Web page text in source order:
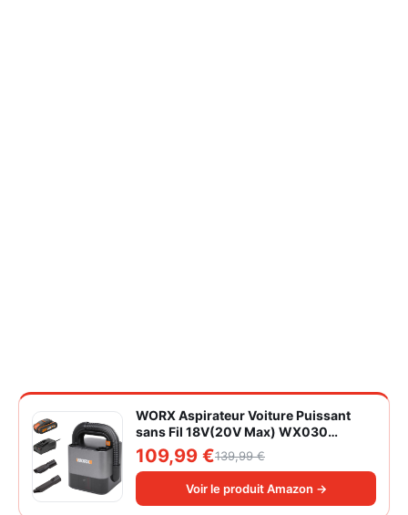
WORX Aspirateur Voiture Puissant
sans Fil 18V(20V Max) WX030
Aspirateur à Main sur Batterie 150W
10KPa avec Boîte de Rangement
Intégrée Dépoussiérage Maille
filtrante Lavable
109,99 €139,99 €
Voir le produit Amazon →